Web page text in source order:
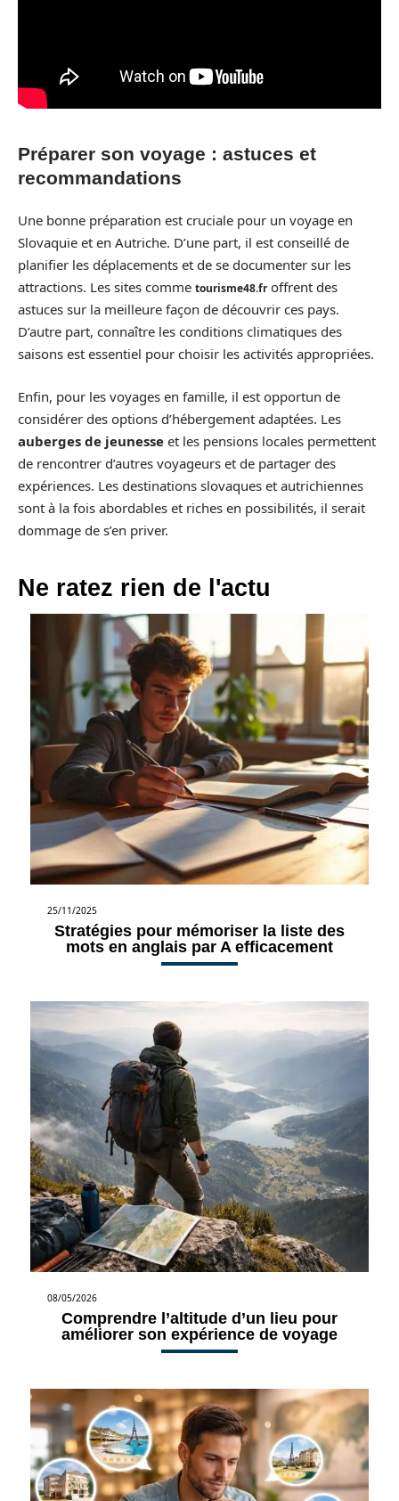
Préparer son voyage : astuces et
recommandations
Une bonne préparation est cruciale pour un voyage en
Slovaquie et en Autriche. D’une part, il est conseillé de
planifier les déplacements et de se documenter sur les
attractions. Les sites comme tourisme48.froffrent des
astuces sur la meilleure façon de découvrir ces pays.
D’autre part, connaître les conditions climatiques des
saisons est essentiel pour choisir les activités appropriées.
Enfin, pour les voyages en famille, il est opportun de
considérer des options d’hébergement adaptées. Les
auberges de jeunesse et les pensions locales permettent
de rencontrer d’autres voyageurs et de partager des
expériences. Les destinations slovaques et autrichiennes
sont à la fois abordables et riches en possibilités, il serait
dommage de s’en priver.
Ne ratez rien de l'actu
25/11/2025
Stratégies pour mémoriser la liste des
mots en anglais par A efficacement
08/05/2026
Comprendre l’altitude d’un lieu pour
améliorer son expérience de voyage